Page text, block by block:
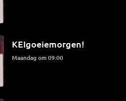
KEIgoeiemorgen!
maandag om 09:00